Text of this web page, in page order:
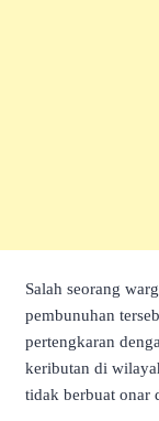
Salah seorang
pembunuhan
pertengkaran
keributan di
tidak berbuat onar